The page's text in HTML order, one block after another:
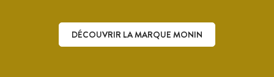
DÉCOUVRIR LA MARQUE MONIN